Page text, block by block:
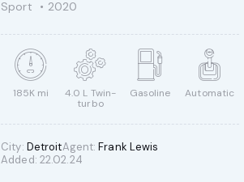
Sport 2020
185K mi
4.0 L Twin-
turbo
Gasoline Automatic
City: DetroitAgent: Frank Lewis
Added: 22.02.24